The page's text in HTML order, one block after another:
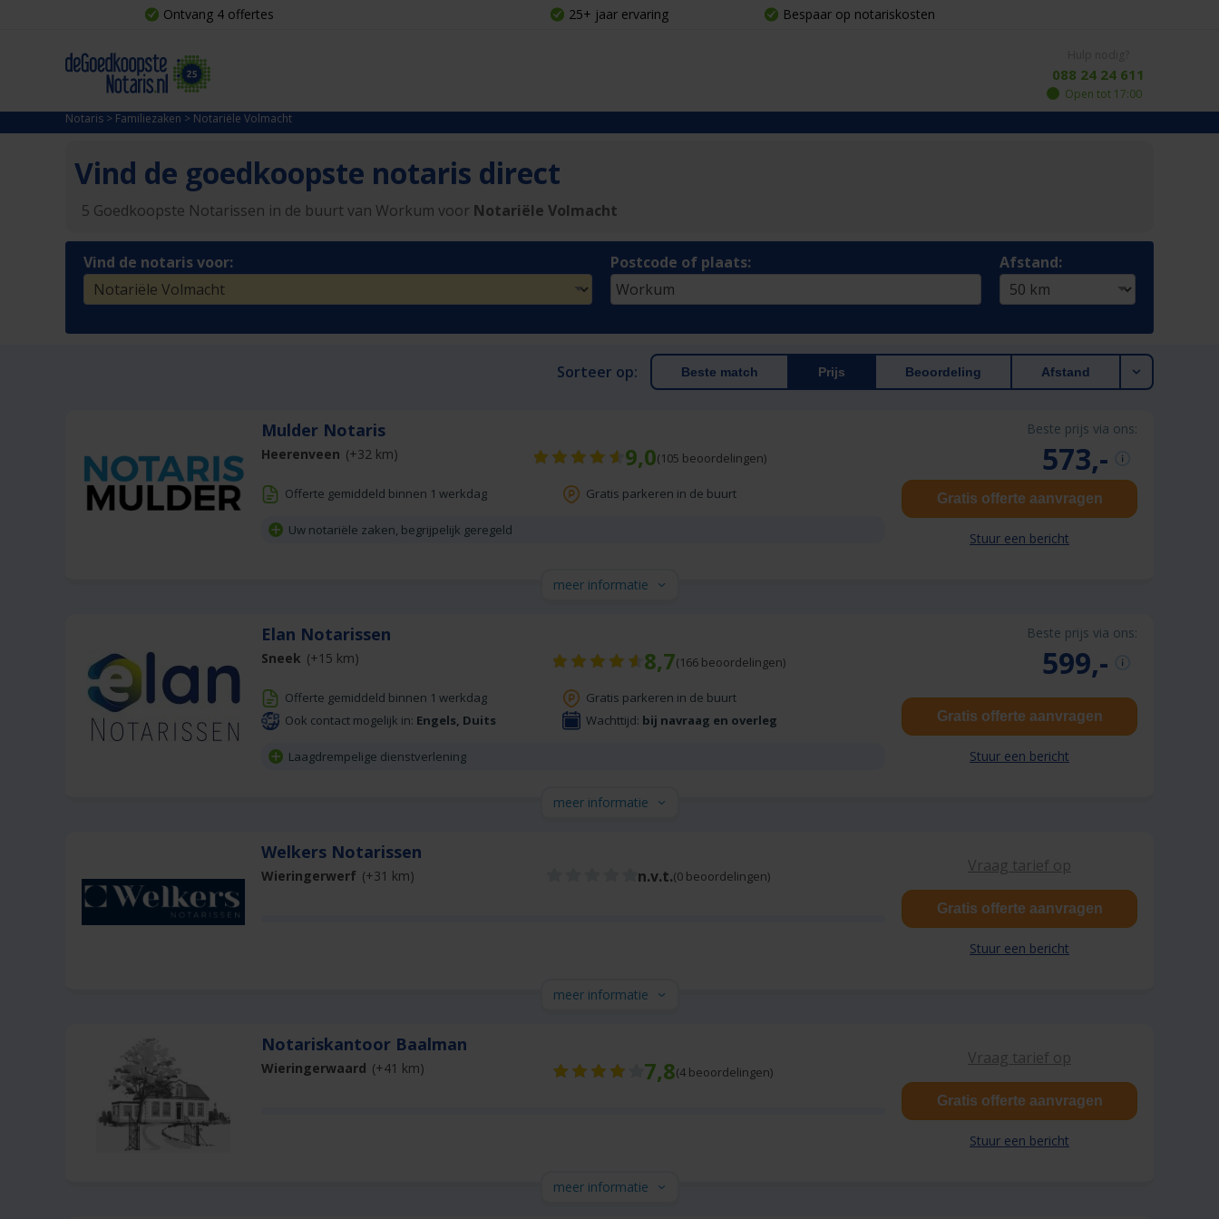
Ontvang 4 offertes 25+ jaar ervaring Bespaar op notariskosten
088 24 24 611
Open tot 17:00
Notaris > Familiezaken > Notariële Volmacht
Vind de goedkoopste notaris direct
5 Goedkoopste Notarissen in de buurt van Workum voor Notariële Volmacht
Vind de notaris voor: Postcode of plaats: Afstand:
Sorteer op: Beste match Prijs Beoordeling Afstand
Beste prijs via ons:
573,-
Mulder Notaris
9,0(105 beoordelingen)
Heerenveen (+32 km)
Offerte gemiddeld binnen 1 werkdag Gratis parkeren in de buurt
Uw notariële zaken, begrijpelijk geregeld
Gratis offerte aanvragen
Stuur een bericht
meer informatie
Beste prijs via ons:
599,-
Elan Notarissen
8,7(166beoordelingen)
Sneek (+15 km)
Offerte gemiddeld binnen 1 werkdag
Gratis parkeren in de buurt
Ook contact mogelijk in: Engels, Duits Wachttijd: bij navraag en overleg
Laagdrempelige dienstverlening
Gratis offerte aanvragen
Stuur een bericht
meer informatie
Vraag tarief op
Welkers Notarissen
n.v.t.(0 beoordelingen)
Wieringerwerf (+31 km)
Gratis offerte aanvragen
Stuur een bericht
meer informatie
Vraag tarief op
Notariskantoor Baalman
7,8(4 beoordelingen)
Wieringerwaard (+41 km)
Gratis offerte aanvragen
Stuur een bericht
meer informatie